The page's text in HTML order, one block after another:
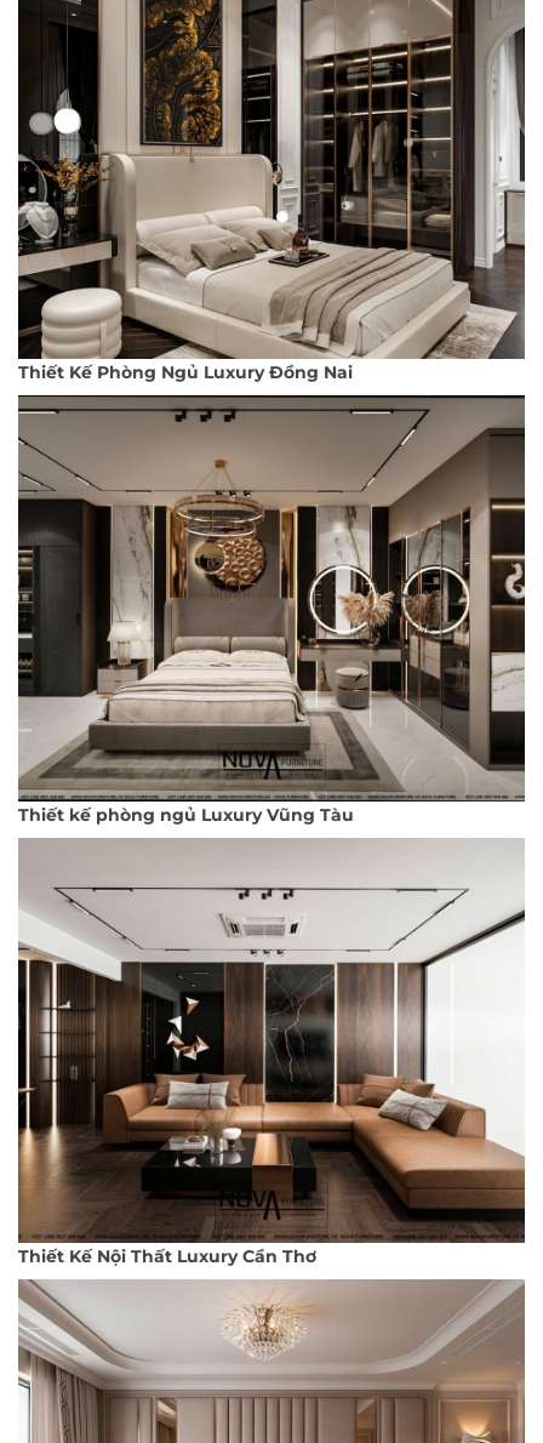
Thiết Kế Phòng Ngủ Luxury Đồng Nai
Thiết kế phòng ngủ Luxury Vũng Tàu
Thiết Kế Nội Thất Luxury Cần Thơ